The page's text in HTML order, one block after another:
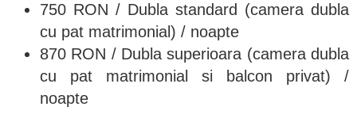
750 RON / Dubla standard (camera dubla
cu pat matrimonial) / noapte
870 RON / Dubla superioara (camera dubla
cu pat matrimonial si balcon privat) /
noapte